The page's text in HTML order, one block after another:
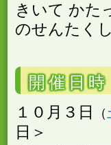
きいて かた
のせんたく
開催日時
１０月３日
日＞